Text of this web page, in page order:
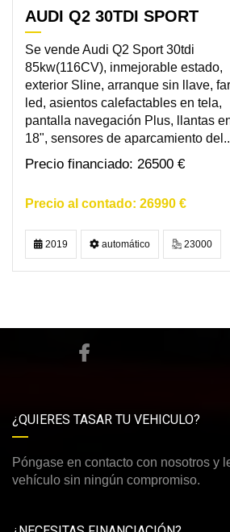
AUDI Q2 30TDI SPORT
Se vende Audi Q2 Sport 30tdi
85kw(116CV), inmejorable estado,
exterior Sline, arranque sin llave,
led, asientos calefactables en tela,
pantalla navegación Plus, llantas
18", sensores de aparcamiento
26500 €
26990 €
2019 automático 23000
¿QUIERES TASAR TU VEHICULO?
Póngase en contacto con nosotros y
vehículo sin ningún compromiso.